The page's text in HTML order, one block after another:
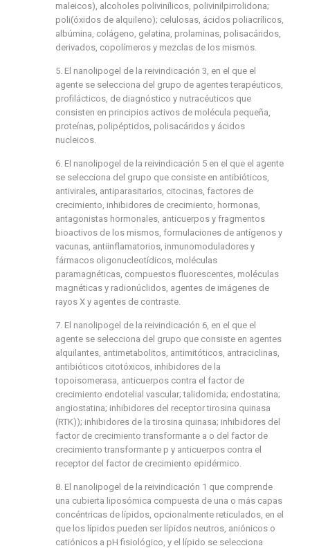
maleicos), alcoholes polivinílicos, polivinilpirrolidona;
poli(óxidos de alquileno); celulosas, ácidos poliacrílicos,
albúmina, colágeno, gelatina, prolaminas, polisacáridos,
derivados, copolímeros y mezclas de los mismos.
5. El nanolipogel de la reivindicación 3, en el que el
agente se selecciona del grupo de agentes terapéuticos,
profilácticos, de diagnóstico y nutracéuticos que
consisten en principios activos de molécula pequeña,
proteínas, polipéptidos, polisacáridos y ácidos
nucleicos.
6. El nanolipogel de la reivindicación 5 en el que el agente
se selecciona del grupo que consiste en antibióticos,
antivirales, antiparasitarios, citocinas, factores de
crecimiento, inhibidores de crecimiento, hormonas,
antagonistas hormonales, anticuerpos y fragmentos
bioactivos de los mismos, formulaciones de antígenos y
vacunas, antiinflamatorios, inmunomoduladores y
fármacos oligonucleotídicos, moléculas
paramagnéticas, compuestos fluorescentes, moléculas
magnéticas y radionúclidos, agentes de imágenes de
rayos X y agentes de contraste.
7. El nanolipogel de la reivindicación 6, en el que el
agente se selecciona del grupo que consiste en agentes
alquilantes, antimetabolitos, antimitóticos, antraciclinas,
antibióticos citotóxicos, inhibidores de la
topoisomerasa, anticuerpos contra el factor de
crecimiento endotelial vascular; talidomida; endostatina;
angiostatina; inhibidores del receptor tirosina quinasa
(RTK)); inhibidores de la tirosina quinasa; inhibidores del
factor de crecimiento transformante a o del factor de
crecimiento transformante p y anticuerpos contra el
receptor del factor de crecimiento epidérmico.
8. El nanolipogel de la reivindicación 1 que comprende
una cubierta liposómica compuesta de una o más capas
concéntricas de lípidos, opcionalmente reticulados, en el
que los lípidos pueden ser lípidos neutros, aniónicos o
catiónicos a pH fisiológico, y el lípido se selecciona